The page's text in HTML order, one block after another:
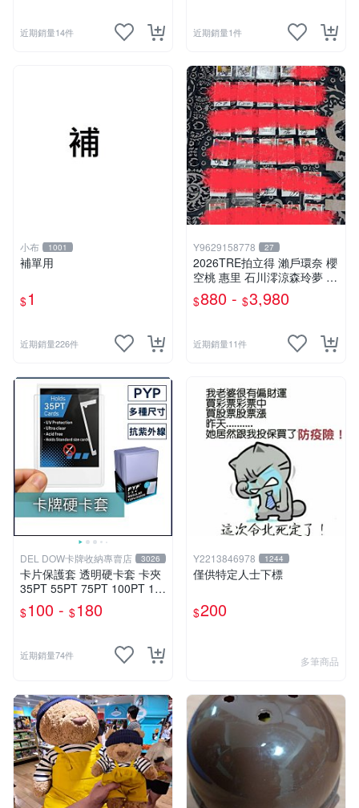
近期銷量14件 近期銷量1件
小布 1001
補單用
$1
近期銷量226件
Y9629158778 27
2026TRE拍立得 瀨戶環奈 櫻
空桃 惠里 石川澪涼森玲夢 神
木麗 七森莉莉 西宮夢 渡部穗
乃 本莊鈴 小那海綾 純白彩永
$880 - $3,980
近期銷量11件
DEL DOW卡牌收納專賣店 3026
卡片保護套 透明硬卡套 卡夾
35PT 55PT 75PT 100PT 13
0PT 180PT 寶可夢 寶可夢 遊
戲王 球員卡 球衣卡
$100 - $180
近期銷量74件
Y2213846978 1244
僅供特定人士下標
$200
多筆商品